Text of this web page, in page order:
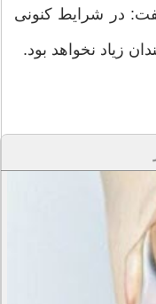
در شرایط کنونی
زیاد نخواهد بود.